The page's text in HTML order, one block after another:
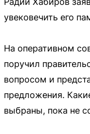
увековечить его
На оперативном
поручил
вопросом и
предложения.
выбраны, пока не